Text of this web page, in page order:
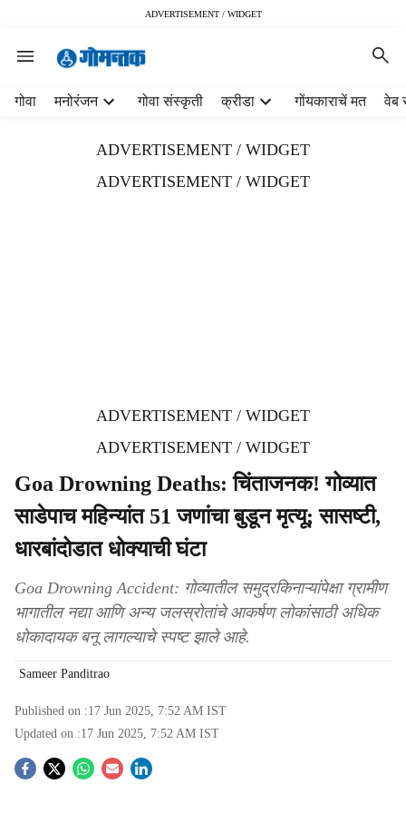
ADVERTISEMENT / WIDGET
गोवा मनोरंजन गोवा संस्कृती क्रीडा गोंयकाराचें मत वेब
ADVERTISEMENT / WIDGET
ADVERTISEMENT / WIDGET
ADVERTISEMENT / WIDGET
ADVERTISEMENT / WIDGET
Goa Drowning Deaths: चिंताजनक! गोव्यात
साडेपाच महिन्यांत 51 जणांचा बुडून मृत्यू; सासष्‍टी,
धारबांदोडात धोक्याची घंटा
Goa Drowning Accident: गोव्‍यातील समुद्रकिनाऱ्यांपेक्षा ग्रामीण
भागातील नद्या आणि अन्‍य जलस्रोतांचे आकर्षण लोकांसाठी अधिक
धोकादायक बनू लागल्‍याचे स्‍पष्‍ट झाले आहे.
Sameer Panditrao
Published on :17 Jun 2025, 7:52 AM IST
Updated on :17 Jun 2025, 7:52 AM IST
S